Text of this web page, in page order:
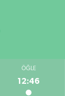
ÖĞLE
12:46